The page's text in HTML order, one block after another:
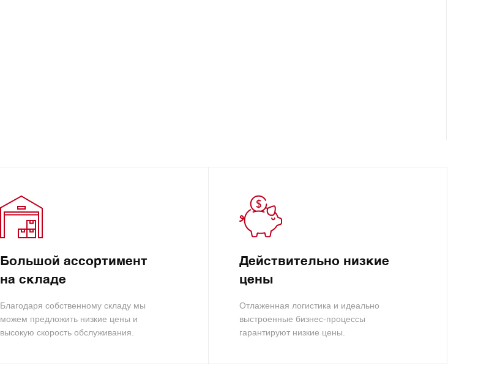
Большой ассортимент
на складе
Благодаря собственному складу мы
можем предложить низкие цены и
высокую скорость обслуживания.
Действительно низкие
цены
Отлаженная логистика и идеально
выстроенные бизнес-процессы
гарантируют низкие цены.